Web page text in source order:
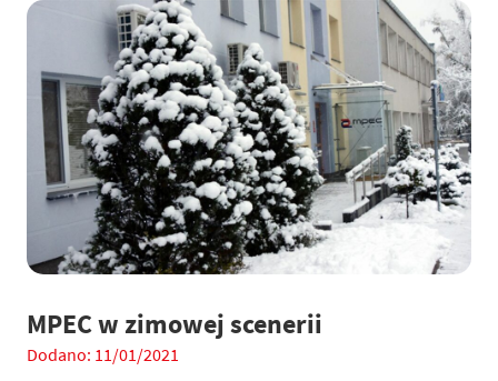
MPEC w zimowej scenerii
Dodano: 11/01/2021